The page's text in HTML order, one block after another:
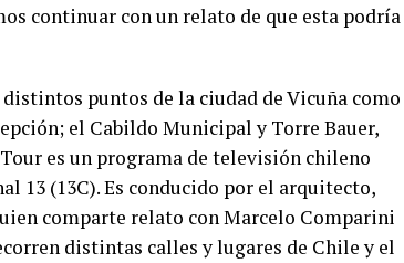
continuar con un relato de que esta podría
puntos de la ciudad de Vicuña como
el Cabildo Municipal y Torre Bauer,
es un programa de televisión chileno
13 (13C). Es conducido por el arquitecto,
comparte relato con Marcelo Comparini
distintas calles y lugares de Chile y el